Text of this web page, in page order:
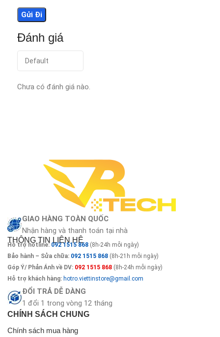
Đánh giá
Chưa có đánh giá nào.
GIAO HÀNG TOÀN QUỐC
Nhận hàng và thanh toán tại nhà
THÔNG TIN LIÊN HỆ
Hỗ trợ hotline: 092 1515 868 (8h-24h mỗi ngày)
Bảo hành – Sửa chữa: 092 1515 868 (8h-21h mỗi ngày)
Góp Ý/ Phản Ánh về DV: 092 1515 868 (8h-24h mỗi ngày)
Hỗ trợ khách hàng: hotro.viettinstore@gmail.com
ĐỔI TRẢ DỄ DÀNG
1 đổi 1 trong vòng 12 tháng
CHÍNH SÁCH CHUNG
Chính sách mua hàng